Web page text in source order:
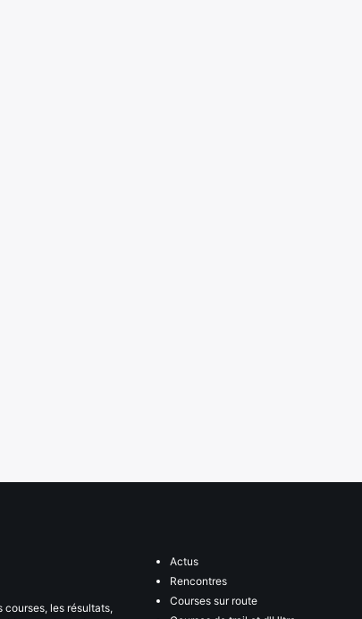
courses, les résultats,
Actus
Rencontres
Courses sur route